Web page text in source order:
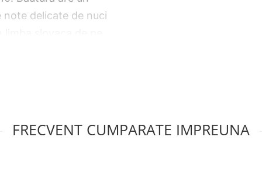
delicate de nuci
este un amestec
nu precizeaza
automate
FRECVENT CUMPARATE IMPREUNA